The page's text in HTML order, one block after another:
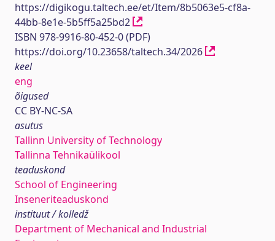
https://digikogu.taltech.ee/et/Item/8b5063e5-cf8a-
44bb-8e1e-5b5ff5a25bd2
ISBN 978-9916-80-452-0 (PDF)
https://doi.org/10.23658/taltech.34/2026
keel
eng
õigused
CC BY-NC-SA
asutus
Tallinn University of Technology
Tallinna Tehnikaülikool
teaduskond
School of Engineering
Inseneriteaduskond
instituut / kolledž
Department of Mechanical and Industrial